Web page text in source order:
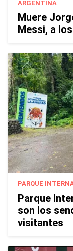
ARGENTINA
Muere
Messi, a
PARQUE
Parque
son los
visitantes